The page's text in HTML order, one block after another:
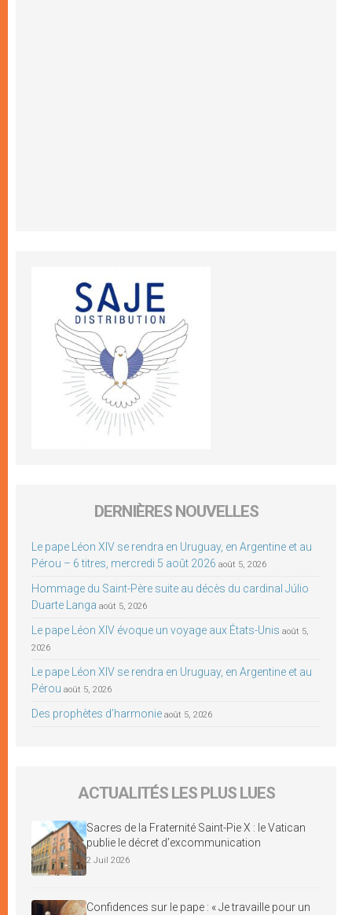
DERNIÈRES NOUVELLES
Le pape Léon XIV se rendra en Uruguay, en Argentine et au
Pérou – 6 titres, mercredi 5 août 2026 août 5, 2026
Hommage du Saint-Père suite au décès du cardinal Júlio
Duarte Langa août 5, 2026
Le pape Léon XIV évoque un voyage aux États-Unis août 5,
2026
Le pape Léon XIV se rendra en Uruguay, en Argentine et au
Pérou août 5, 2026
Des prophètes d’harmonie août 5, 2026
ACTUALITÉS LES PLUS LUES
Sacres de la Fraternité Saint-Pie X : le Vatican
publie le décret d’excommunication
2 Juil 2026
Confidences sur le pape : « Je travaille pour un